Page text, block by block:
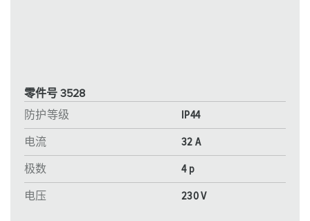
零件号 3528
防护等级
IP44
电流 32 A
极数 4 p
电压 230 V